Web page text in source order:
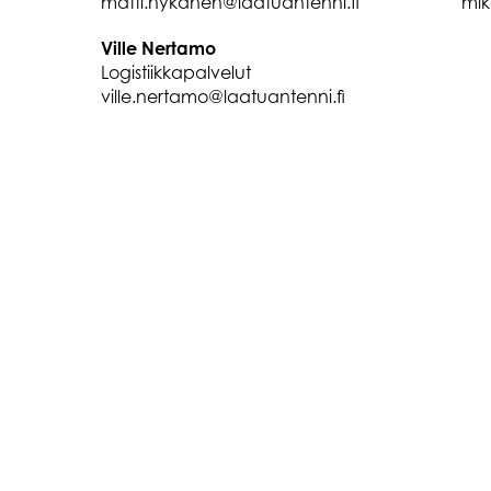
Ville Nertamo
Logistiikkapalvelut
ville.nertamo@laatuantenni.fi